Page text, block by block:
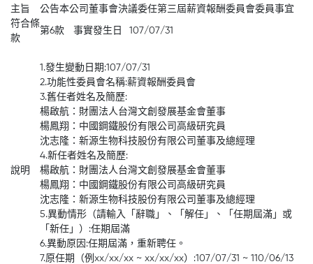
主旨
公告本公司董事會決議委任第三屆薪資報酬委員會委員事宜
符合條
款
第6款 事實發生日 107/07/31
說明
1.發生變動日期:107/07/31
2.功能性委員會名稱:薪資報酬委員會
3.舊任者姓名及簡歷:
楊啟航：財團法人台灣文創發展基金會董事
楊鳳翔：中國鋼鐵股份有限公司高級研究員
沈志隆：新源生物科技股份有限公司董事及總經理
4.新任者姓名及簡歷:
楊啟航：財團法人台灣文創發展基金會董事
楊鳳翔：中國鋼鐵股份有限公司高級研究員
沈志隆：新源生物科技股份有限公司董事及總經理
5.異動情形（請輸入「辭職」、「解任」、「任期屆滿」或
「新任」）:任期屆滿
6.異動原因:任期屆滿，重新聘任。
7.原任期（例xx/xx/xx ~ xx/xx/xx）:107/07/31 ~ 110/06/13